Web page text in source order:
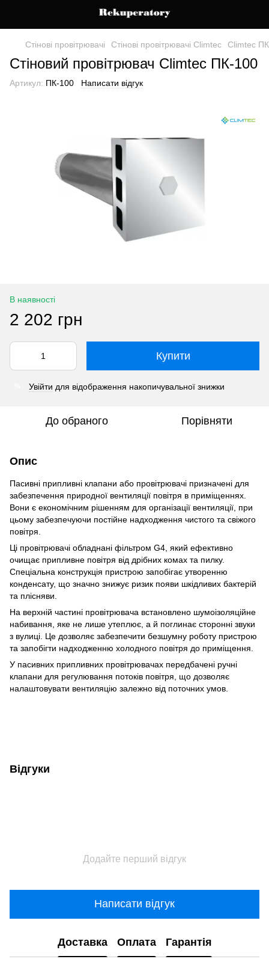
Стінові провітрювачі Стінові провітрювачі Climtec Climtec
Стіновий провітрювач Climtec ПК-100
Артикул: ПК-100 Написати відгук
В наявності
2 202 грн
Купити
Увійти для відображення накопичувальної знижки
До обраного Порівняти
Опис
Пасивні припливні клапани або провітрювачі призначені для
забезпечення природної вентиляції повітря в приміщеннях.
Вони є економічним рішенням для організації вентиляції, при
цьому забезпечуючи постійне надходження чистого та свіжого
повітря.
Ці провітрювачі обладнані фільтром G4, який ефективно
очищає припливне повітря від дрібних комах та пилку.
Спеціальна конструкція пристрою запобігає утворенню
конденсату, що значно знижує ризик появи шкідливих бактерій
та плісняви.
На верхній частині провітрювача встановлено шумоізоляційне
набивання, яке не лише утеплює, а й поглинає сторонні звуки
з вулиці. Це дозволяє забезпечити безшумну роботу пристрою
та запобігти надходженню холодного повітря до приміщення.
У пасивних припливних провітрювачах передбачені ручні
клапани для регулювання потоків повітря, що дозволяє
налаштовувати вентиляцію залежно від поточних умов.
Відгуки
Додайте перший відгук
Написати відгук
Доставка Оплата Гарантія